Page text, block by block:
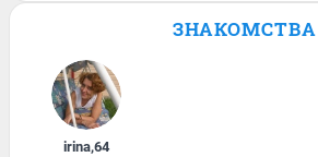
ЗНАКОМСТВА
irina,64